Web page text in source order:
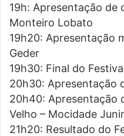
19h: Apresentação de
Monteiro Lobato
19h20: Apresentação
Geder
19h30: Final do
20h30: Apresentação
20h40: Apresentação
Velho – Mocidade
21h20: Resultado do